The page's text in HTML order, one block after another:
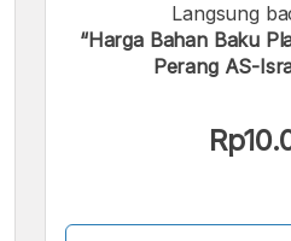
Langsung
“Harga Bahan Baku
Perang AS-